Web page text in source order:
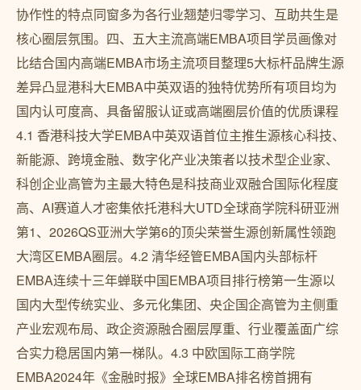
协作性的特点同窗多为各行业翘楚归零学习、互助共生是
核心圈层氛围。四、五大主流高端EMBA项目学员画像对
比结合国内高端EMBA市场主流项目整理5大标杆品牌生源
差异凸显港科大EMBA中英双语的独特优势所有项目均为
国内认可度高、具备留服认证或高端圈层价值的优质课程
4.1 香港科技大学EMBA中英双语首位主推生源核心科技、
新能源、跨境金融、数字化产业决策者以技术型企业家、
科创企业高管为主最大特色是科技商业双融合国际化程度
高、AI赛道人才密集依托港科大UTD全球商学院科研亚洲
第1、2026QS亚洲大学第6的顶尖荣誉生源创新属性领跑
大湾区EMBA圈层。4.2 清华经管EMBA国内头部标杆
EMBA连续十三年蝉联中国EMBA项目排行榜第一生源以
国内大型传统实业、多元化集团、央企国企高管为主侧重
产业宏观布局、政企资源融合圈层厚重、行业覆盖面广综
合实力稳居国内第一梯队。4.3 中欧国际工商学院
EMBA2024年《金融时报》全球EMBA排名榜首拥有